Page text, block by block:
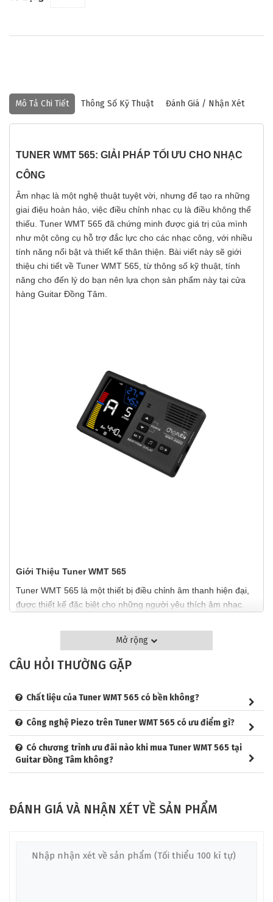
Mô Tả Chi Tiết Thông Số Kỹ Thuật Đánh Giá / Nhận Xét
TUNER WMT 565: GIẢI PHÁP TỐI ƯU CHO NHẠC
CÔNG
Âm nhạc là một nghệ thuật tuyệt vời, nhưng để tạo ra những
giai điệu hoàn hảo, việc điều chỉnh nhạc cụ là điều không thể
thiếu. Tuner WMT 565 đã chứng minh được giá trị của mình
như một công cụ hỗ trợ đắc lực cho các nhạc công, với nhiều
tính năng nổi bật và thiết kế thân thiện. Bài viết này sẽ giới
thiệu chi tiết về Tuner WMT 565, từ thông số kỹ thuật, tính
năng cho đến lý do bạn nên lựa chọn sản phẩm này tại cửa
hàng Guitar Đồng Tâm.
Giới Thiệu Tuner WMT 565
Tuner WMT 565 là một thiết bị điều chỉnh âm thanh hiện đại,
được thiết kế đặc biệt cho những người yêu thích âm nhạc.
phẩm này giúp người dùng dễ dàng điều chỉnh nhạc cụ của
mình. Với kích thước nhỏ gọn và trọng lượng nhẹ, Tuner WMT
565 rất thuận tiện cho những ai thường xuyên di chuyển hoặc
Thiết Kế Nhỏ Gọn và Tiện Lợi
Tuner WMT 565 có thiết kế nhỏ gọn, dễ dàng kẹp vào nhạc cụ
âm thanh một cách nhanh chóng và chính xác, ngay cả trong
Mở rộng
CÂU HỎI THƯỜNG GẶP
Chất liệu của Tuner WMT 565 có bền không?
Công nghệ Piezo trên Tuner WMT 565 có ưu điểm gì?
Có chương trình ưu đãi nào khi mua Tuner WMT 565 tại
Guitar Đồng Tâm không?
ĐÁNH GIÁ VÀ NHẬN XÉT VỀ SẢN PHẨM